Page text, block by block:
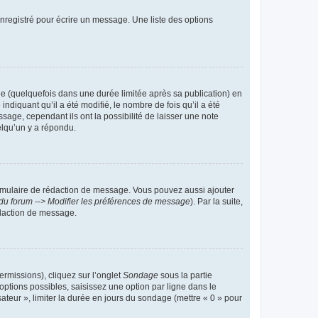
pour écrire un message. Une liste des options
(quelquefois dans une durée limitée après sa publication) en
qu’il a été modifié, le nombre de fois qu’il a été
cependant ils ont la possibilité de laisser une note
y a répondu.
de rédaction de message. Vous pouvez aussi ajouter
forum --> Modifier les préférences de message). Par la suite,
de message.
cliquez sur l’onglet Sondage sous la partie
possibles, saisissez une option par ligne dans le
», limiter la durée en jours du sondage (mettre « 0 » pour